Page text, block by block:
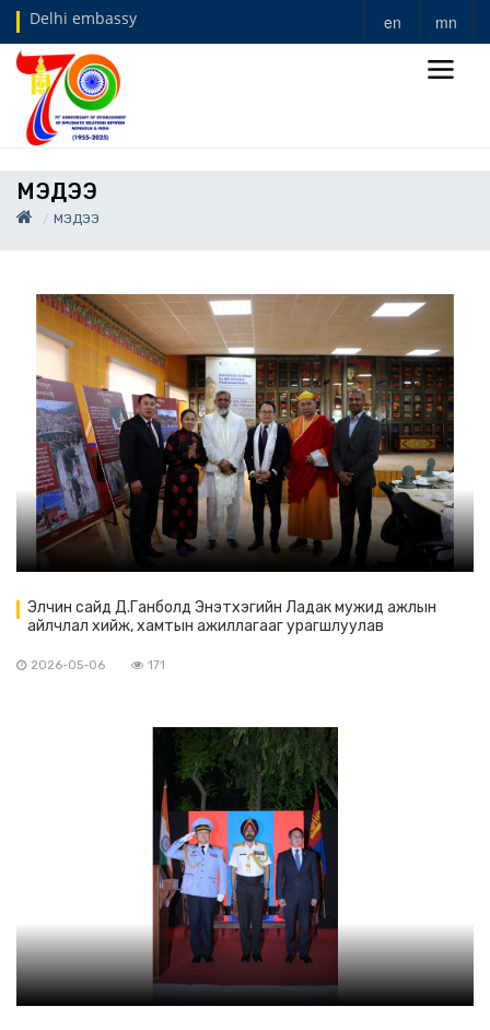
Delhi embassy en mn
МЭДЭЭ
МЭДЭЭ
Элчин сайд Д.Ганболд Энэтхэгийн Ладак мужид ажлын
айлчлал хийж, хамтын ажиллагааг урагшлуулав
2026-05-06 171